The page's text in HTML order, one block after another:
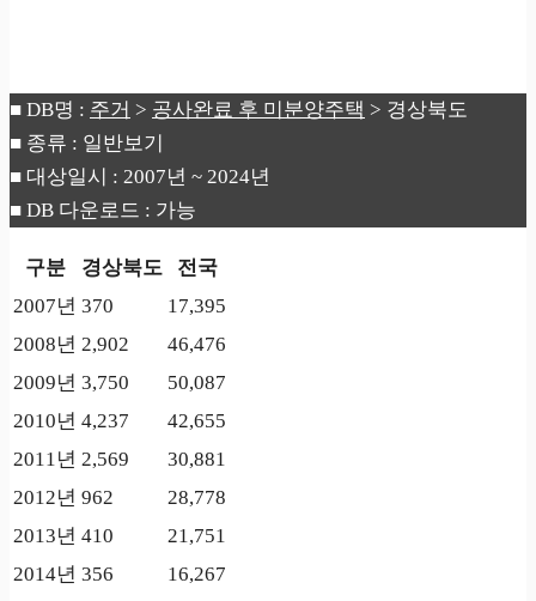
■ DB명 : 주거 > 공사완료 후 미분양주택 > 경상북도
■ 종류 : 일반보기
■ 대상일시 : 2007년 ~ 2024년
■ DB 다운로드 : 가능
구분 경상북도
전국
2007년 370
17,395
2008년 2,902
46,476
2009년 3,750
50,087
2010년 4,237
42,655
2011년 2,569
30,881
2012년 962
28,778
2013년 410
21,751
2014년 356
16,267